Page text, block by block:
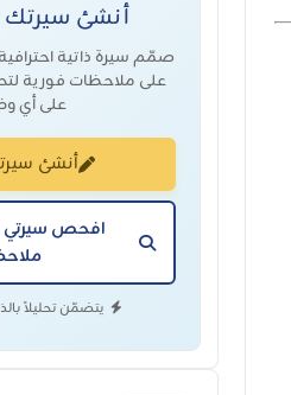
أنشئ
صمّم سيرة ذاتية
على ملاحظات فورية
على أي
أنشئ
افحص
يتضمّن تحليلاً